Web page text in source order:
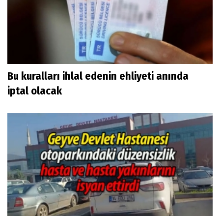
Etkinlikler
Bu kuralları ihlal edenin ehliyeti anında
iptal olacak